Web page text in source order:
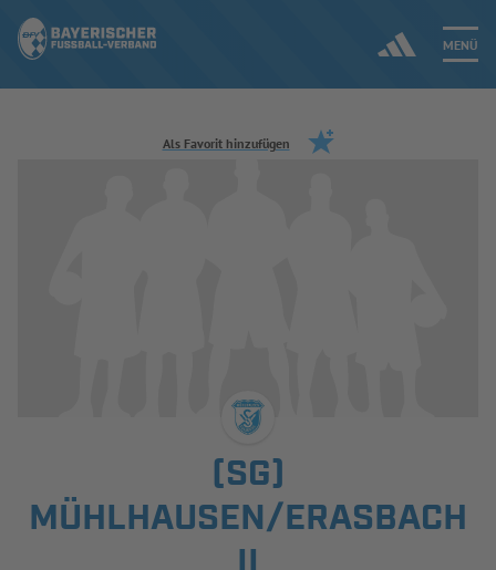
MENÜ
Jetzt einloggen
INFOTHEK SPIELPLUS
Als Favorit hinzufügen
(SG)
MÜHLHAUSEN/ERASBACH